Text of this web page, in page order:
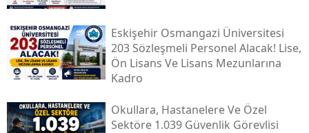
Eskişehir Osmangazi Üniversitesi
203 Sözleşmeli Personel Alacak! Lise,
Ön Lisans Ve Lisans Mezunlarına
Kadro
Okullara, Hastanelere Ve Özel
Sektöre 1.039 Güvenlik Görevlisi